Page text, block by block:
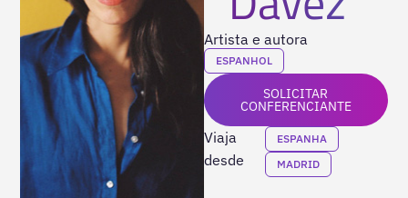
Artista e autora
ESPANHOL
SOLICITAR
CONFERENCIANTE
Viaja
desde
ESPANHA
MADRID